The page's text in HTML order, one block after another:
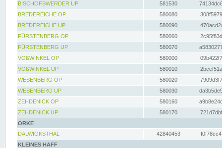
BISCHOFSWERDER UP
581530
BREDEREICHE OP
580080
BREDEREICHE UP
580090
FÜRSTENBERG OP
580060
FÜRSTENBERG UP
580070
VOßWINKEL OP
580000
VOßWINKEL UP
580010
WESENBERG OP
580020
WESENBERG UP
580030
ZEHDENICK OP
580160
ZEHDENICK UP
580170
ORKE
DALWIGKSTHAL
42840453
KLEINES HAFF